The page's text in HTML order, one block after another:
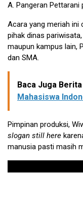
A. Pangeran Pettarani
Acara yang meriah ini
pihak dinas
maupun kampus lain,
dan SMA.
Baca Juga Berita
Mahasiswa
Pimpinan produksi,
slogan still here
manusia pasti masih